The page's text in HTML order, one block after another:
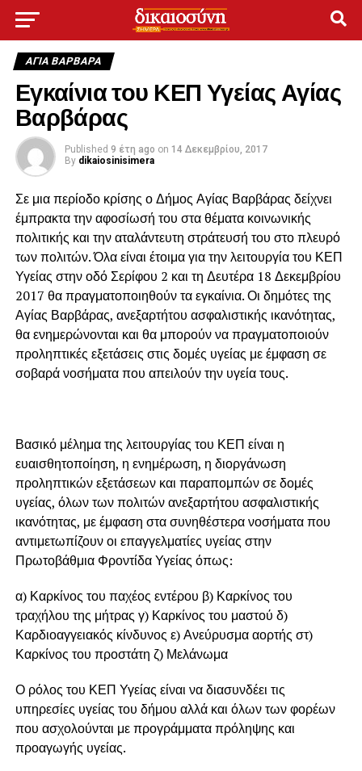
ΑΓΙΑ ΒΑΡΒΑΡΑ
Εγκαίνια του ΚΕΠ Υγείας Αγίας
Βαρβάρας
Published 9 έτη ago on 14 Δεκεμβρίου, 2017
By dikaiosinisimera
Σε μια περίοδο κρίσης ο Δήμος Αγίας Βαρβάρας δείχνει
έμπρακτα την αφοσίωσή του στα θέματα κοινωνικής
πολιτικής και την αταλάντευτη στράτευσή του στο πλευρό
των πολιτών. Όλα είναι έτοιμα για την λειτουργία του ΚΕΠ
Υγείας στην οδό Σερίφου 2 και τη Δευτέρα 18 Δεκεμβρίου
2017 θα πραγματοποιηθούν τα εγκαίνια. Οι δημότες της
Αγίας Βαρβάρας, ανεξαρτήτου ασφαλιστικής ικανότητας,
θα ενημερώνονται και θα μπορούν να πραγματοποιούν
προληπτικές εξετάσεις στις δομές υγείας με έμφαση σε
σοβαρά νοσήματα που απειλούν την υγεία τους.
Βασικό μέλημα της λειτουργίας του ΚΕΠ είναι η
ευαισθητοποίηση, η ενημέρωση, η διοργάνωση
προληπτικών εξετάσεων και παραπομπών σε δομές
υγείας, όλων των πολιτών ανεξαρτήτου ασφαλιστικής
ικανότητας, με έμφαση στα συνηθέστερα νοσήματα που
αντιμετωπίζουν οι επαγγελματίες υγείας στην
Πρωτοβάθμια Φροντίδα Υγείας όπως:
α) Καρκίνος του παχέος εντέρου β) Καρκίνος του
τραχήλου της μήτρας γ) Καρκίνος του μαστού δ)
Καρδιοαγγειακός κίνδυνος ε) Ανεύρυσμα αορτής στ)
Καρκίνος του προστάτη ζ) Μελάνωμα
Ο ρόλος του ΚΕΠ Υγείας είναι να διασυνδέει τις
υπηρεσίες υγείας του δήμου αλλά και όλων των φορέων
που ασχολούνται με προγράμματα πρόληψης και
προαγωγής υγείας.